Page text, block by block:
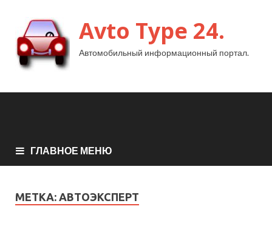
Avto Type 24.
Автомобильный информационный портал.
ГЛАВНОЕ МЕНЮ
МЕТКА: АВТОЭКСПЕРТ